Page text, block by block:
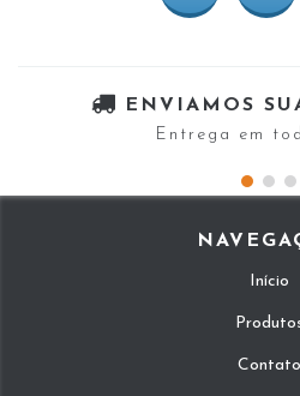
ENVIAMOS
Entrega em
Início
Contato